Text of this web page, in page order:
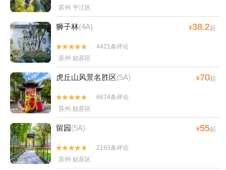
苏州·平江区
狮子林(4A) ¥38.2起


4421条评论
苏州·姑苏区
虎丘山风景名胜区(5A) ¥70起


6674条评论
苏州·姑苏区
留园(5A) ¥55起


2193条评论
苏州·姑苏区